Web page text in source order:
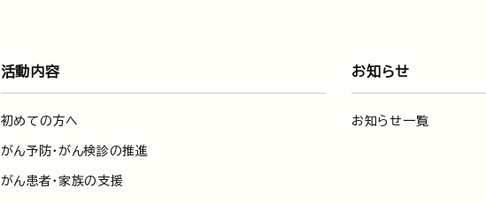
活動内容
初めての方へ
がん予防・がん検診の推進
がん患者・家族の支援
お知らせ
お知らせ一覧